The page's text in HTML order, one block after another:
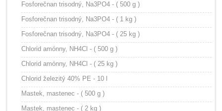
Fosforečnan trisodný, Na3PO4 - ( 500 g )
Fosforečnan trisodný, Na3PO4 - ( 1 kg )
Fosforečnan trisodný, Na3PO4 - ( 25 kg )
Chlorid amónny, NH4Cl - ( 500 g )
Chlorid amónny, NH4Cl - ( 25 kg )
Chlorid železitý 40% PE - 10 l
Mastek, mastenec - ( 500 g )
Mastek, mastenec - ( 2 kg )